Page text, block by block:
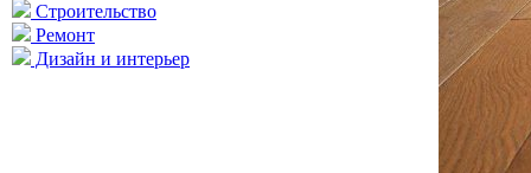
Строительство
Ремонт
Дизайн и интерьер